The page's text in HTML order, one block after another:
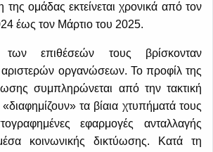
της ομάδας εκτείνεται χρονικά από τον
έως τον Μάρτιο του 2025.
επιθέσεών τους βρίσκονταν
αριστερών οργανώσεων. Το προφίλ της
συμπληρώνεται από την τακτική
τα βίαια χτυπήματά τους
εφαρμογές ανταλλαγής
κοινωνικής δικτύωσης. Κατά τη